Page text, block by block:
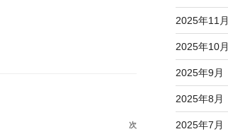
次
次
2025年11月
2025年10月
2025年9月
2025年8月
2025年7月